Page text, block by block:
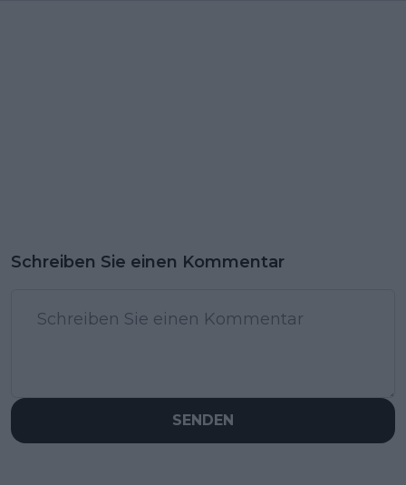
Schreiben Sie einen Kommentar
SENDEN